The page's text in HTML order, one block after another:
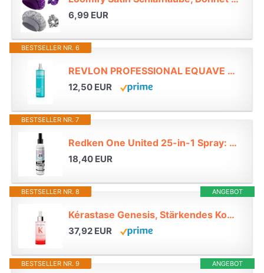
6,99 EUR
BESTSELLER NR. 6
REVLON PROFESSIONAL EQUAVE Hydro Instant Detangling Conditioner, 500 ml, entwirrender Leave in Sprühconditioner für normales bis trockenes Haar, Haarpflege mit 2-Phasen Formel & Hitzeschutz*
12,50 EUR
BESTSELLER NR. 7
Redken One United 25-in-1 Spray: All-in-One Hitzeschutz & Leave-In Spray*
18,40 EUR
ANGEBOT
BESTSELLER NR. 8
Kérastase Genesis, Stärkendes Kopfhautserum für feines und brüchiges Haar, Tägliches Haarserum gegen Haarausfall und Haarbruch, Sérum Anti-Chute Fortifiant, 90 ml*
37,92 EUR
ANGEBOT
BESTSELLER NR. 9